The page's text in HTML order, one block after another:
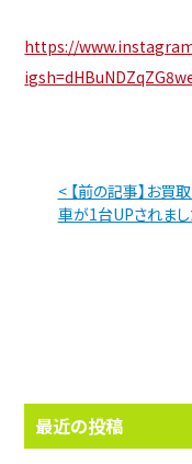
https://
< 【前の記事】お買
車が1台UPされまし
最近の投稿